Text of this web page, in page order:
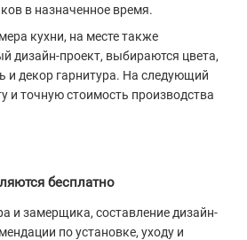
в назначенное время.
кухни, на месте также
дизайн-проект, выбираются цвета,
и декор гарнитура. На следующий
и точную стоимость производства
бесплатно
и замерщика, составление дизайн-
по установке, уходу и